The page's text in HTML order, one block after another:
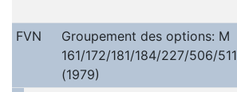
FVN
Groupement des options: M
161/172/181/184/227/506/511
(1979)